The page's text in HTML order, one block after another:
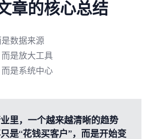
章的核心总结
数据来源
是放大工具
是系统中心
里，一个越来越清晰的趋势
是“花钱买客户”，而是开始变